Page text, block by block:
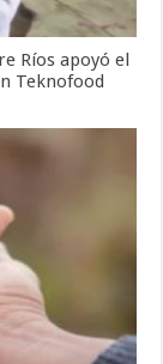
Ríos apoyó el
Teknofood